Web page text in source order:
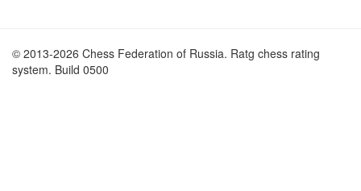
© 2013-2026 Chess Federation of Russia. Ratg chess rating
system. Build 0500